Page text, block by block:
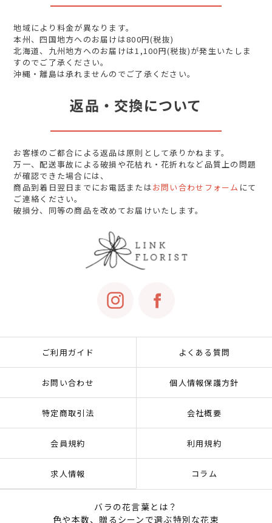
地域により料金が異なります。
本州、四国地方へのお届けは800円(税抜)
北海道、九州地方へのお届けは1,100円(税抜)が発生いたしま
すのでご了承ください。
沖縄・離島は承れませんのでご了承ください。
返品・交換について
お客様のご都合による返品は原則として承りかねます。
万一、配送事故による破損や花枯れ・花折れなど品質上の問題
が確認できた場合には、
商品到着日翌日までにお電話またはお問い合わせフォーム にて
ご連絡ください。
破損分、同等の商品を改めてお届けいたします。
ご利用ガイド よくある質問
お問い合わせ 個人情報保護方針
特定商取引法 会社概要
会員規約 利用規約
求人情報 コラム
バラの花言葉とは？
色や本数、贈るシーンで選ぶ特別な花束